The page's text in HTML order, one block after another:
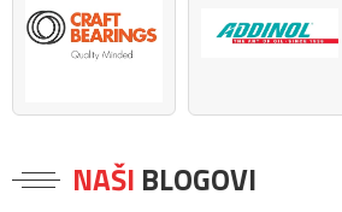
NAŠI BLOGOVI